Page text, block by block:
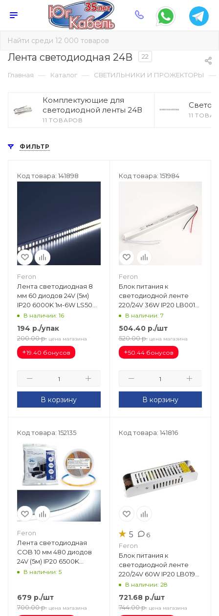
Лента cветодиодная 24В 22
Главная — Каталог — СВЕТИЛЬНИКИ И ПРОЖЕКТОРЫ —
Комплектующие для
светодиодной ленты 24В
11 ТОВАРОВ
11
ФИЛЬТР
Код товара: 141898
Feron
Лента светодиодная 8
мм 60 диодов 24V (5м)
IP20 6000K 1м-6W LS500
41526В наличии: 16
194 р./упак
200.00 р. цена магазина
+19.40 бонусов
В корзину
Код товара: 151984
Feron
Блок питания к
светодиодной ленте
220/24V 36W IP20 LB001
ультратонкий (283х18х18)
В наличии: 7
504.40р./шт
520.00 р. цена магазина
+50.44 бонусов
В корзину
Код товара: 152135
Feron
Лента светодиодная
COB 10 мм 480 диодов
24V (5м) IP20 6500K
1м-12W LS530 48272
В наличии: 5
679 р./шт
700.00 р. цена магазина
Код товара: 141816
★ 5 6
Feron
Блок питания к
светодиодной ленте
220/24V 60W IP20 LB019
(160х32х40) 48046
В наличии: 28
721.68р./шт
744.00 р. цена магазина